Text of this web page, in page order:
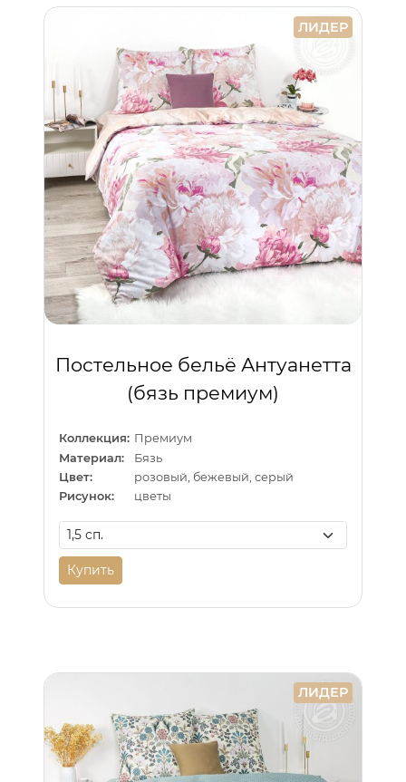
ЛИДЕР
Постельное бельё Антуанетта
(бязь премиум)
Коллекция: Премиум
Материал:
Бязь
Цвет:
розовый, бежевый, серый
Рисунок:
цветы
Купить
ЛИДЕР